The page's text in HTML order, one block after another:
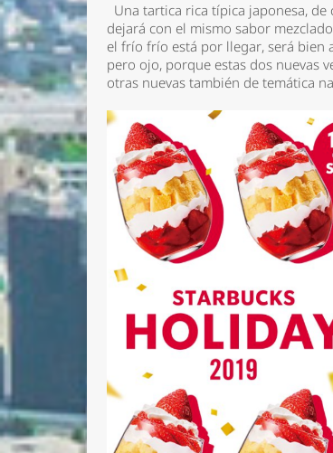
Una tartica rica típica japonesa,
dejará con el mismo sabor
el frío frío está por llegar, será bien
pero ojo, porque estas dos nuevas
otras nuevas también de temática